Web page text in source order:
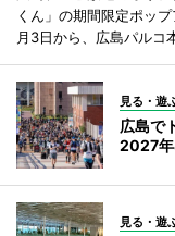
くん」の期間限定ポッ
月3日から、広島パルコ
見る・遊
広島で
2027年
見る・遊